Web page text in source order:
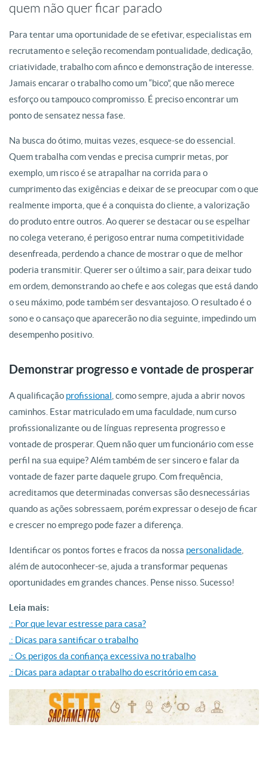
quem não quer ficar parado
Para tentar uma oportunidade de se efetivar, especialistas em
recrutamento e seleção recomendam pontualidade, dedicação,
criatividade, trabalho com afinco e demonstração de interesse.
Jamais encarar o trabalho como um “bico”, que não merece
esforço ou tampouco compromisso. É preciso encontrar um
ponto de sensatez nessa fase.
Na busca do ótimo, muitas vezes, esquece-se do essencial.
Quem trabalha com vendas e precisa cumprir metas, por
exemplo, um risco é se atrapalhar na corrida para o
cumprimento das exigências e deixar de se preocupar com o que
realmente importa, que é a conquista do cliente, a valorização
do produto entre outros. Ao querer se destacar ou se espelhar
no colega veterano, é perigoso entrar numa competitividade
desenfreada, perdendo a chance de mostrar o que de melhor
poderia transmitir. Querer ser o último a sair, para deixar tudo
em ordem, demonstrando ao chefe e aos colegas que está dando
o seu máximo, pode também ser desvantajoso. O resultado é o
sono e o cansaço que aparecerão no dia seguinte, impedindo um
desempenho positivo.
Demonstrar progresso e vontade de prosperar
A qualificação profissional , como sempre, ajuda a abrir novos
caminhos. Estar matriculado em uma faculdade, num curso
profissionalizante ou de línguas representa progresso e
vontade de prosperar. Quem não quer um funcionário com esse
perfil na sua equipe? Além também de ser sincero e falar da
vontade de fazer parte daquele grupo. Com frequência,
acreditamos que determinadas conversas são desnecessárias
quando as ações sobressaem, porém expressar o desejo de ficar
e crescer no emprego pode fazer a diferença.
Identificar os pontos fortes e fracos da nossa personalidade
além de autoconhecer-se, ajuda a transformar pequenas
oportunidades em grandes chances. Pense nisso. Sucesso!
Leia mais:
.: Por que levar estresse para casa?
.: Dicas para santificar o trabalho
.: Os perigos da confiança excessiva no trabalho
.: Dicas para adaptar o trabalho do escritório em casa